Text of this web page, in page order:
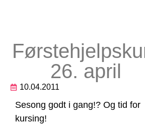
26. april
10.04.2011
Sesong godt i gang!? Og tid for
kursing!